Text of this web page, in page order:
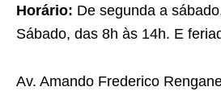
Horário: De segunda a
Sábado, das 8h às 14h. E
Av. Amando Frederico